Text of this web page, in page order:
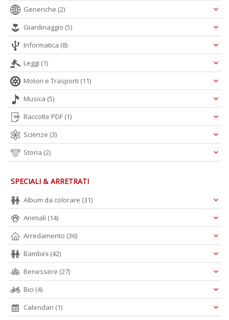
Generiche (2)
Giardinaggio (5)
Informatica (8)
Leggi (1)
Motori e Trasporti (11)
Musica (5)
Raccolte PDF (1)
Scienze (3)
Storia (2)
SPECIALI & ARRETRATI
Album da colorare (31)
Animali (14)
Arredamento (36)
Bambini (42)
Benessere (27)
Bici (4)
Calendari (1)